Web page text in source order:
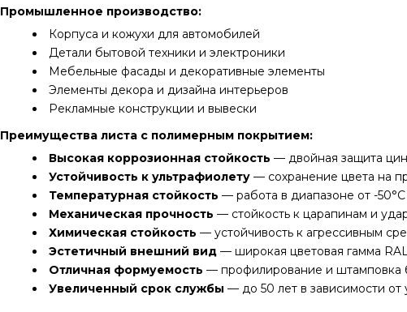
Промышленное производство:
Корпуса и кожухи для автомобилей
Детали бытовой техники и электроники
Мебельные фасады и декоративные элементы
Элементы декора и дизайна интерьеров
Рекламные конструкции и вывески
Преимущества листа с полимерным покрытием:
Высокая коррозионная стойкость — двойная защита
Устойчивость к ультрафиолету— сохранение цвета на
Температурная стойкость — работа в диапазоне от -50°C
Механическая прочность — стойкость к царапинам и
Химическая стойкость — устойчивость к агрессивным
Эстетичный внешний вид— широкая цветовая гамма
Отличная формуемость — профилирование и штамповка
Увеличенный срок службы — до 50 лет в зависимости от